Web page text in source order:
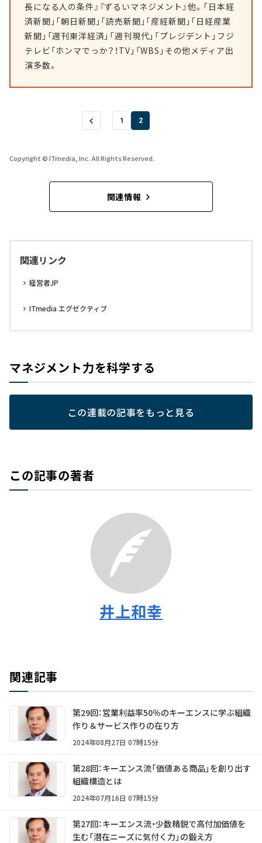
長になる人の条件』『ずるいマネジメント』他。「日本経
済新聞」「朝日新聞」「読売新聞」「産経新聞」「日経産業
新聞」「週刊東洋経済」「週刊現代」「プレジデント」フジ
テレビ「ホンマでっか？！TV」「WBS」その他メディア出
演多数。
1 2
Copyright © ITmedia, Inc. All Rights Reserved.
関連情報
関連リンク
経営者JP
ITmedia エグゼクティブ
マネジメント力を科学する
この連載の記事をもっと見る
この記事の著者
井上和幸
関連記事
第29回：営業利益率50％のキーエンスに学ぶ組織
作り＆サービス作りの在り方
2024年08月27日 07時15分
第28回：キーエンス流「価値ある商品」を創り出す
組織構造とは
2024年07月16日 07時15分
第27回：キーエンス流・少数精鋭で高付加価値を
生む「潜在ニーズに気付く力」の鍛え方